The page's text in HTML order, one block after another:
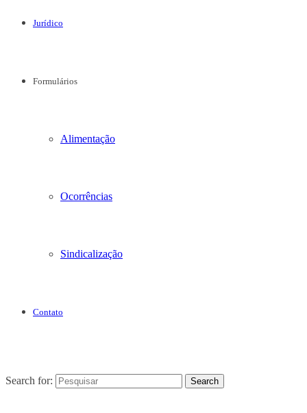
Jurídico
Formulários
Alimentação
Ocorrências
Sindicalização
Contato
Search for: Search